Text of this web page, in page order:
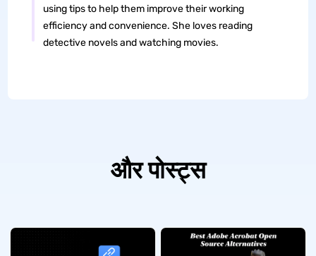
using tips to help them improve their working
efficiency and convenience. She loves reading
detective novels and watching movies.
और पोस्ट्स